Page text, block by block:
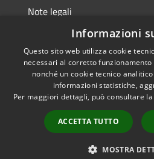
Note legali
Dichiarazione di accessibilità
RSS
Accessibilità
Informazioni
Questo sito web utilizza cookie
necessari al corretto
nonché un cookie tecnico
informazioni statistiche,
Per maggiori dettagli, può consultare
ACCETTA TUTTO
MOSTRA